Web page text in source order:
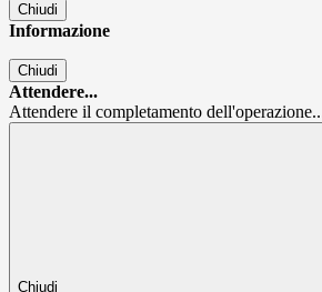
Chiudi
Informazione
Chiudi
Attendere...
Attendere il completamento
Chiudi